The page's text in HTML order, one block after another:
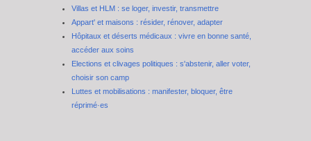
Villas et HLM : se loger, investir, transmettre
Appart' et maisons : résider, rénover, adapter
Hôpitaux et déserts médicaux : vivre en bonne santé,
accéder aux soins
Elections et clivages politiques : s'abstenir, aller voter,
choisir son camp
Luttes et mobilisations : manifester, bloquer, être
réprimé·es